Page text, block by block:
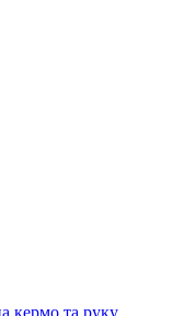
кермо та руку